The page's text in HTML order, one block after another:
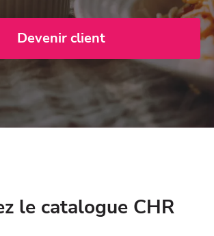
Devenir client
le catalogue CHR